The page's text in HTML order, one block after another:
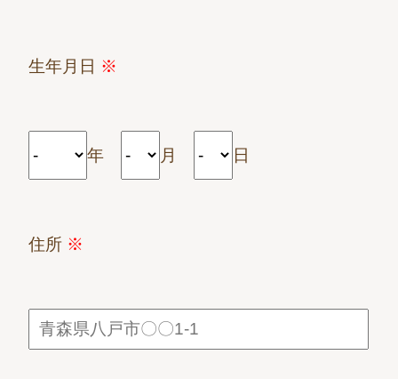
生年月日 ※
年 月 日
住所 ※